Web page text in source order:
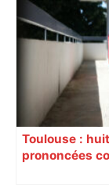
économique,
fermé en fin
déviations –
Toulouse :
prononcées